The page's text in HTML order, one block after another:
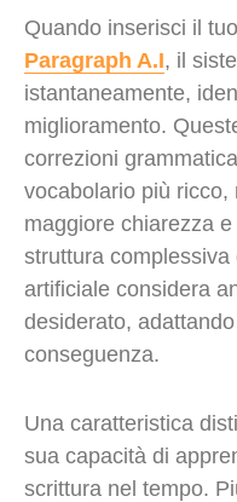
Quando inserisci il
Paragraph A.I, il
istantaneamente,
miglioramento.
correzioni
vocabolario più ricco,
maggiore chiarezza
struttura complessiva
artificiale considera
desiderato,
conseguenza.
Una caratteristica
sua capacità di
scrittura nel tempo.